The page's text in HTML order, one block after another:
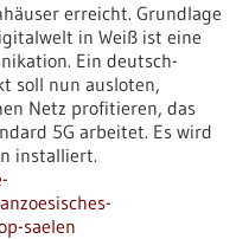
erreicht. Grundlage
in Weiß ist eine
Ein deutsch-
soll nun ausloten,
Netz profitieren, das
5G arbeitet. Es wird
installiert.
saelen